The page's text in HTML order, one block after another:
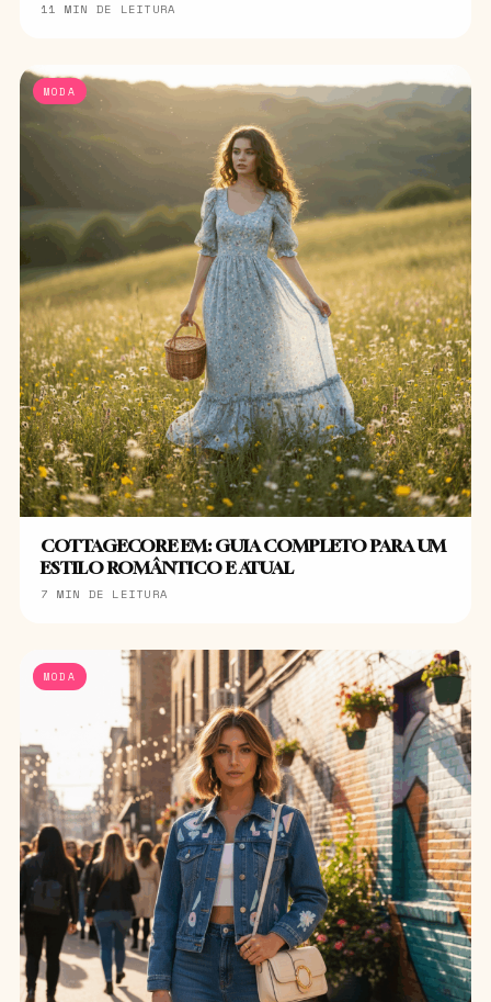
11 MIN DE LEITURA
MODA
COTTAGECORE EM: GUIA COMPLETO PARA UM
ESTILO ROMÂNTICO E ATUAL
7 MIN DE LEITURA
MODA